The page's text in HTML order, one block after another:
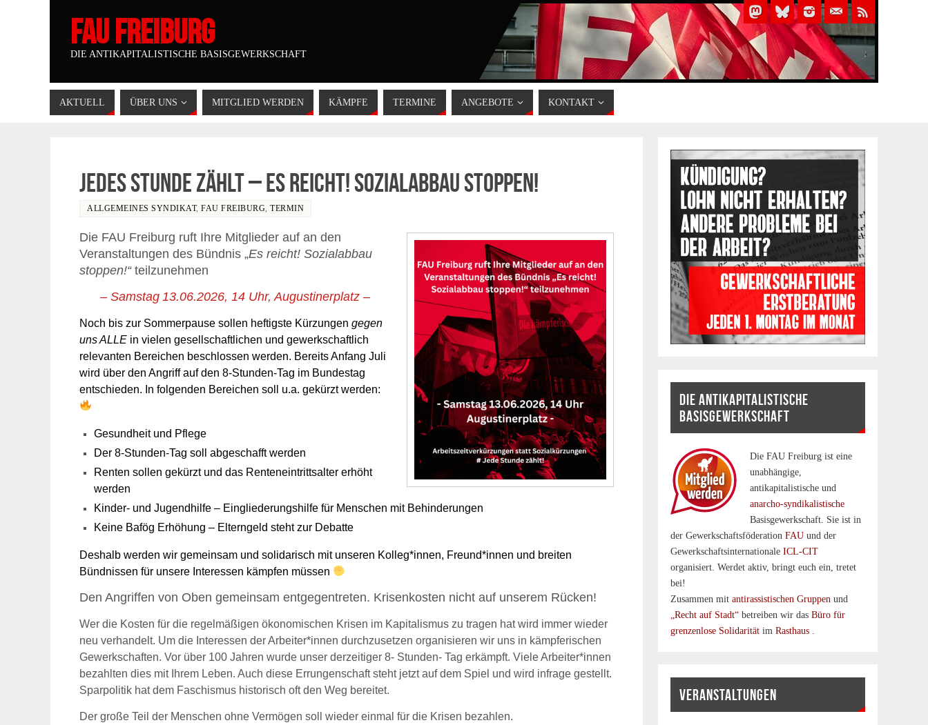
FAU FREIBURG
DIE ANTIKAPITALISTISCHE BASISGEWERKSCHAFT
AKTUELL ÜBER UNS MITGLIED WERDEN KÄMPFE TERMINE ANGEBOTE KONTAKT
Jedes Stunde zählt – Es reicht! Sozialabbau stoppen!
ALLGEMEINES SYNDIKAT, FAU FREIBURG, TERMIN
Die FAU Freiburg ruft Ihre Mitglieder auf an den
Veranstaltungen des Bündnis „Es reicht! Sozialabbau
stoppen!“ teilzunehmen
– Samstag 13.06.2026, 14 Uhr, Augustinerplatz –
Noch bis zur Sommerpause sollen heftigste Kürzungen gegen
uns ALLE in vielen gesellschaftlichen und gewerkschaftlich
relevanten Bereichen beschlossen werden. Bereits Anfang Juli
wird über den Angriff auf den 8-Stunden-Tag im Bundestag
entschieden. In folgenden Bereichen soll u.a. gekürzt werden:
Gesundheit und Pflege
Der 8-Stunden-Tag soll abgeschafft werden
Renten sollen gekürzt und das Renteneintrittsalter erhöht
werden
Kinder- und Jugendhilfe – Eingliederungshilfe für Menschen mit Behinderungen
Keine Bafög Erhöhung – Elterngeld steht zur Debatte
Deshalb werden wir gemeinsam und solidarisch mit unseren Kolleg*innen, Freund*innen und breiten
Bündnissen für unsere Interessen kämpfen müssen
Den Angriffen von Oben gemeinsam entgegentreten. Krisenkosten nicht auf unserem Rücken!
Wer die Kosten für die regelmäßigen ökonomischen Krisen im Kapitalismus zu tragen hat wird immer wieder
neu verhandelt. Um die Interessen der Arbeiter*innen durchzusetzen organisieren wir uns in kämpferischen
Gewerkschaften. Vor über 100 Jahren wurde unser derzeitiger 8- Stunden- Tag erkämpft. Viele Arbeiter*innen
bezahlten dies mit Ihrem Leben. Auch diese Errungenschaft steht jetzt auf dem Spiel und wird infrage gestellt.
Sparpolitik hat dem Faschismus historisch oft den Weg bereitet.
Der große Teil der Menschen ohne Vermögen soll wieder einmal für die Krisen bezahlen.
DIE ANTIKAPITALISTISCHE
BASISGEWERKSCHAFT
Die FAU Freiburg ist eine
un­abhängige,
antikapitalistische und
anarcho-syndikalistische
Basisgewerkschaft. Sie ist in
der GewerkschaftsföderationFAUund der
Gewerkschaftsinternationale ICL-CIT
organisiert. Werdet aktiv, bringt euch ein, tretet
bei!
Zusammen mitantirassistischen Gruppenund
„Recht auf Stadt“betreiben wir dasBüro für
grenzenlose SolidaritätimRasthaus .
VERANSTALTUNGEN